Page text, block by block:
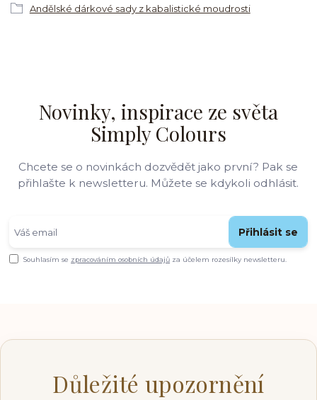
Andělské dárkové sady z kabalistické moudrosti
Novinky, inspirace ze světa
Simply Colours
Chcete se o novinkách dozvědět jako první? Pak se
přihlašte k newsletteru. Můžete se kdykoli odhlásit.
Přihlásit se
Souhlasím se zpracováním osobních údajů za účelem rozesílky newsletteru.
Důležité upozornění